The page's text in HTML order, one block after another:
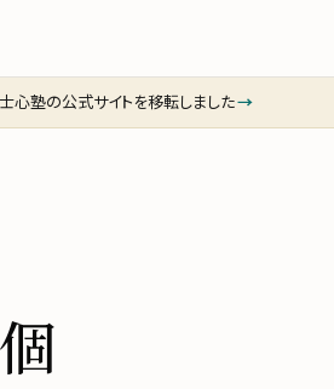
士心塾の公式サイトを移転しました→